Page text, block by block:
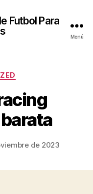
Futbol Para
Menú
de 2023